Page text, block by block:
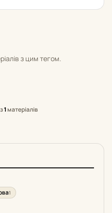
з цим тегом.
з1матеріалів
1